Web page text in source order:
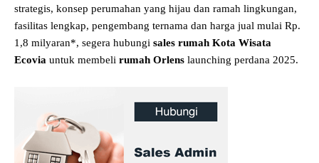
strategis, konsep perumahan yang hijau dan ramah lingkungan,
fasilitas lengkap, pengembang ternama dan harga jual mulai Rp.
1,8 milyaran*, segera hubungi sales rumah Kota Wisata
Ecovia untuk membeli rumah Orlens launching perdana 2025.